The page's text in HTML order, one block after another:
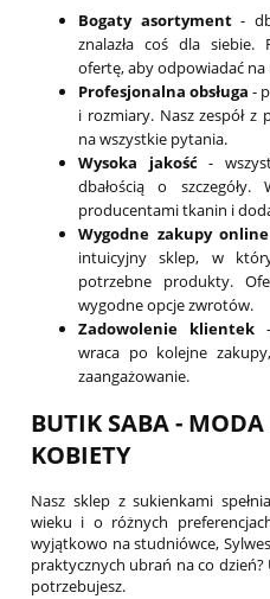
Bogaty asortyment-
znalazła coś dla siebie.
ofertę, aby odpowiadać
Profesjonalna obsługa -
i rozmiary. Nasz zespół
na wszystkie pytania.
Wysoka jakość-
dbałością o szczegóły.
producentami tkanin i
Wygodne zakupy online
intuicyjny sklep, w
potrzebne produkty.
wygodne opcje zwrotów.
Zadowolenie klientek-
wraca po kolejne
zaangażowanie.
BUTIK SABA - MODA
KOBIETY
Nasz sklep z sukienkami
wieku i o różnych
wyjątkowo na studniówce,
praktycznych ubrań na co dzień?
potrzebujesz.